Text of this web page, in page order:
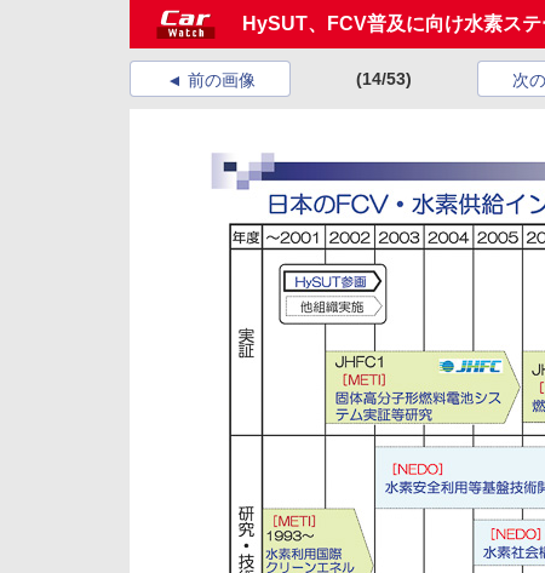
HySUT、FCV普及に向け水素ス
前の画像 (14/53) 次